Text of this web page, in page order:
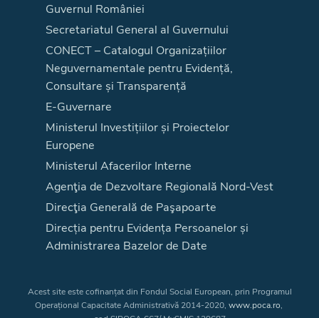
Guvernul României
Secretariatul General al Guvernului
CONECT – Catalogul Organizațiilor
Neguvernamentale pentru Evidență,
Consultare și Transparență
E-Guvernare
Ministerul Investițiilor și Proiectelor
Europene
Ministerul Afacerilor Interne
Agenţia de Dezvoltare Regională Nord-Vest
Direcţia Generală de Paşapoarte
Direcția pentru Evidența Persoanelor și
Administrarea Bazelor de Date
Acest site este cofinanțat din Fondul Social European, prin Programul
Operațional Capacitate Administrativă 2014-2020, www.poca.ro,